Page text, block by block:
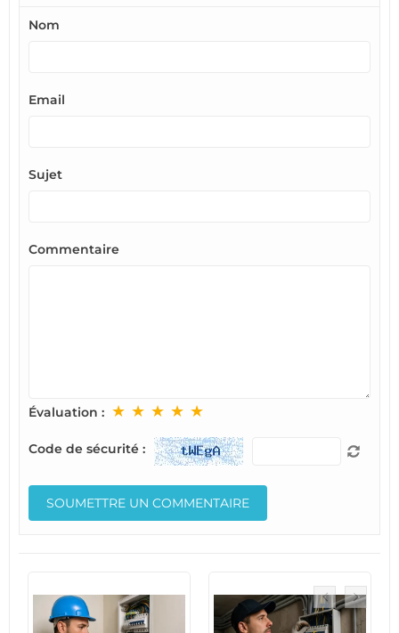
Nom
Email
Sujet
Commentaire
Évaluation : ★ ★ ★ ★ ★
Code de sécurité :